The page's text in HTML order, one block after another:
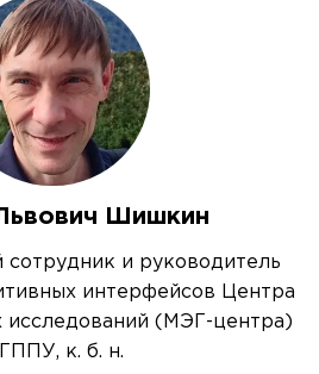
Шишкин
и руководитель
интерфейсов Центра
исследований (МЭГ-центра)
к. б. н.